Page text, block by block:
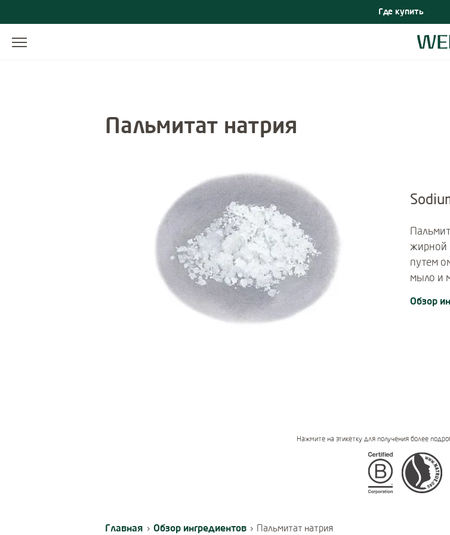
Где купить
Пальмитат натрия
жирной
путем
мыло и
Обзор
Certifications
Нажмите на этикетку для получения более
Главная › Обзор ингредиентов › Пальмитат натрия